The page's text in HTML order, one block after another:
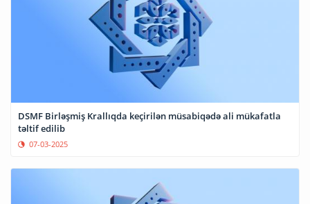
DSMF Birləşmiş Krallıqda keçirilən müsabiqədə ali mükafatla
təltif edilib
07-03-2025